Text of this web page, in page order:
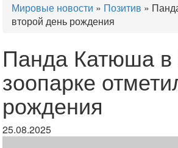
Мировые новости » Позитив »
второй день рождения
Панда Катюша в
зоопарке
рождения
25.08.2025